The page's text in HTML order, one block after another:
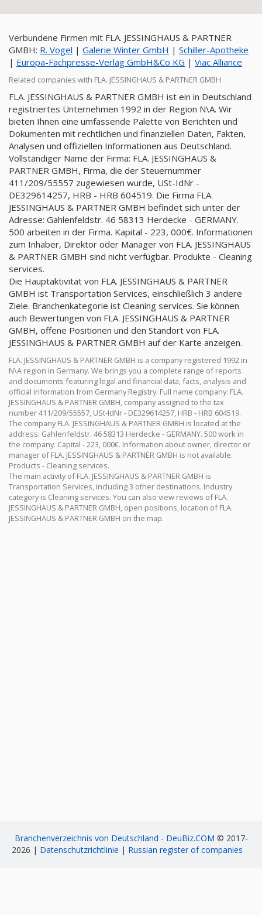
Verbundene Firmen mit FLA. JESSINGHAUS & PARTNER
GMBH: R. Vogel | Galerie Winter GmbH | Schiller-Apotheke
| Europa-Fachpresse-Verlag GmbH&Co KG | Viac Alliance
Related companies with FLA. JESSINGHAUS & PARTNER GMBH
FLA. JESSINGHAUS & PARTNER GMBH ist ein in Deutschland
registriertes Unternehmen 1992 in der Region N\A. Wir
bieten Ihnen eine umfassende Palette von Berichten und
Dokumenten mit rechtlichen und finanziellen Daten, Fakten,
Analysen und offiziellen Informationen aus Deutschland.
Vollständiger Name der Firma: FLA. JESSINGHAUS &
PARTNER GMBH, Firma, die der Steuernummer
411/209/55557 zugewiesen wurde, USt-IdNr -
DE329614257, HRB - HRB 604519. Die Firma FLA.
JESSINGHAUS & PARTNER GMBH befindet sich unter der
Adresse: Gahlenfeldstr. 46 58313 Herdecke - GERMANY.
500 arbeiten in der Firma. Kapital - 223, 000€. Informationen
zum Inhaber, Direktor oder Manager von FLA. JESSINGHAUS
& PARTNER GMBH sind nicht verfügbar. Produkte - Cleaning
services.
Die Hauptaktivität von FLA. JESSINGHAUS & PARTNER
GMBH ist Transportation Services, einschließlich 3 andere
Ziele. Branchenkategorie ist Cleaning services. Sie können
auch Bewertungen von FLA. JESSINGHAUS & PARTNER
GMBH, offene Positionen und den Standort von FLA.
JESSINGHAUS & PARTNER GMBH auf der Karte anzeigen.
FLA. JESSINGHAUS & PARTNER GMBH is a company registered 1992 in
N\A region in Germany. We brings you a complete range of reports
and documents featuring legal and financial data, facts, analysis and
official information from Germany Registry. Full name company: FLA.
JESSINGHAUS & PARTNER GMBH, company assigned to the tax
number 411/209/55557, USt-IdNr - DE329614257, HRB - HRB 604519.
The company FLA. JESSINGHAUS & PARTNER GMBH is located at the
address: Gahlenfeldstr. 46 58313 Herdecke - GERMANY. 500 work in
the company. Capital - 223, 000€. Information about owner, director or
manager of FLA. JESSINGHAUS & PARTNER GMBH is not available.
Products - Cleaning services.
The main activity of FLA. JESSINGHAUS & PARTNER GMBH is
Transportation Services, including 3 other destinations. Industry
category is Cleaning services. You can also view reviews of FLA.
JESSINGHAUS & PARTNER GMBH, open positions, location of FLA.
JESSINGHAUS & PARTNER GMBH on the map.
Branchenverzeichnis von Deutschland - DeuBiz.COM © 2017-
2026 | Datenschutzrichtlinie | Russian register of companies